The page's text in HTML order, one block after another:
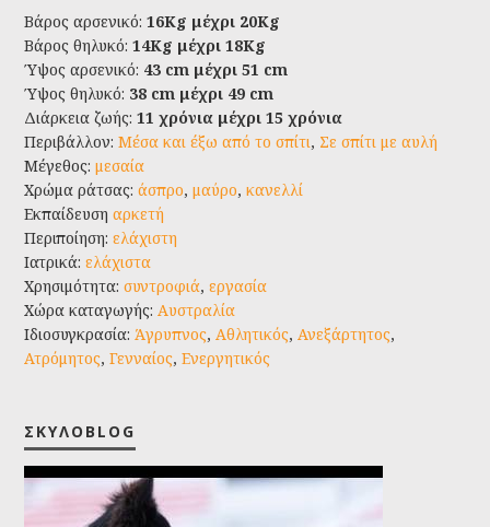
Βάρος αρσενικό:16Kg μέχρι 20Kg
Βάρος θηλυκό:14Kg μέχρι 18Kg
Ύψος αρσενικό: 43 cm μέχρι 51 cm
Ύψος θηλυκό: 38 cm μέχρι 49 cm
Διάρκεια ζωής:11 χρόνια μέχρι 15 χρόνια
Περιβάλλον:Μέσα και έξω από το σπίτι, Σε σπίτι με αυλή
Μέγεθος:μεσαία
Χρώμα ράτσας:άσπρο,μαύρο,κανελλί
Εκπαίδευση αρκετή
Περιποίηση:ελάχιστη
Ιατρικά:ελάχιστα
Χρησιμότητα:συντροφιά,εργασία
Χώρα καταγωγής:Αυστραλία
Ιδιοσυγκρασία:Άγρυπνος,Αθλητικός,Ανεξάρτητος,
Ατρόμητος,Γενναίος,Ενεργητικός
ΣΚΥΛΟBLOG